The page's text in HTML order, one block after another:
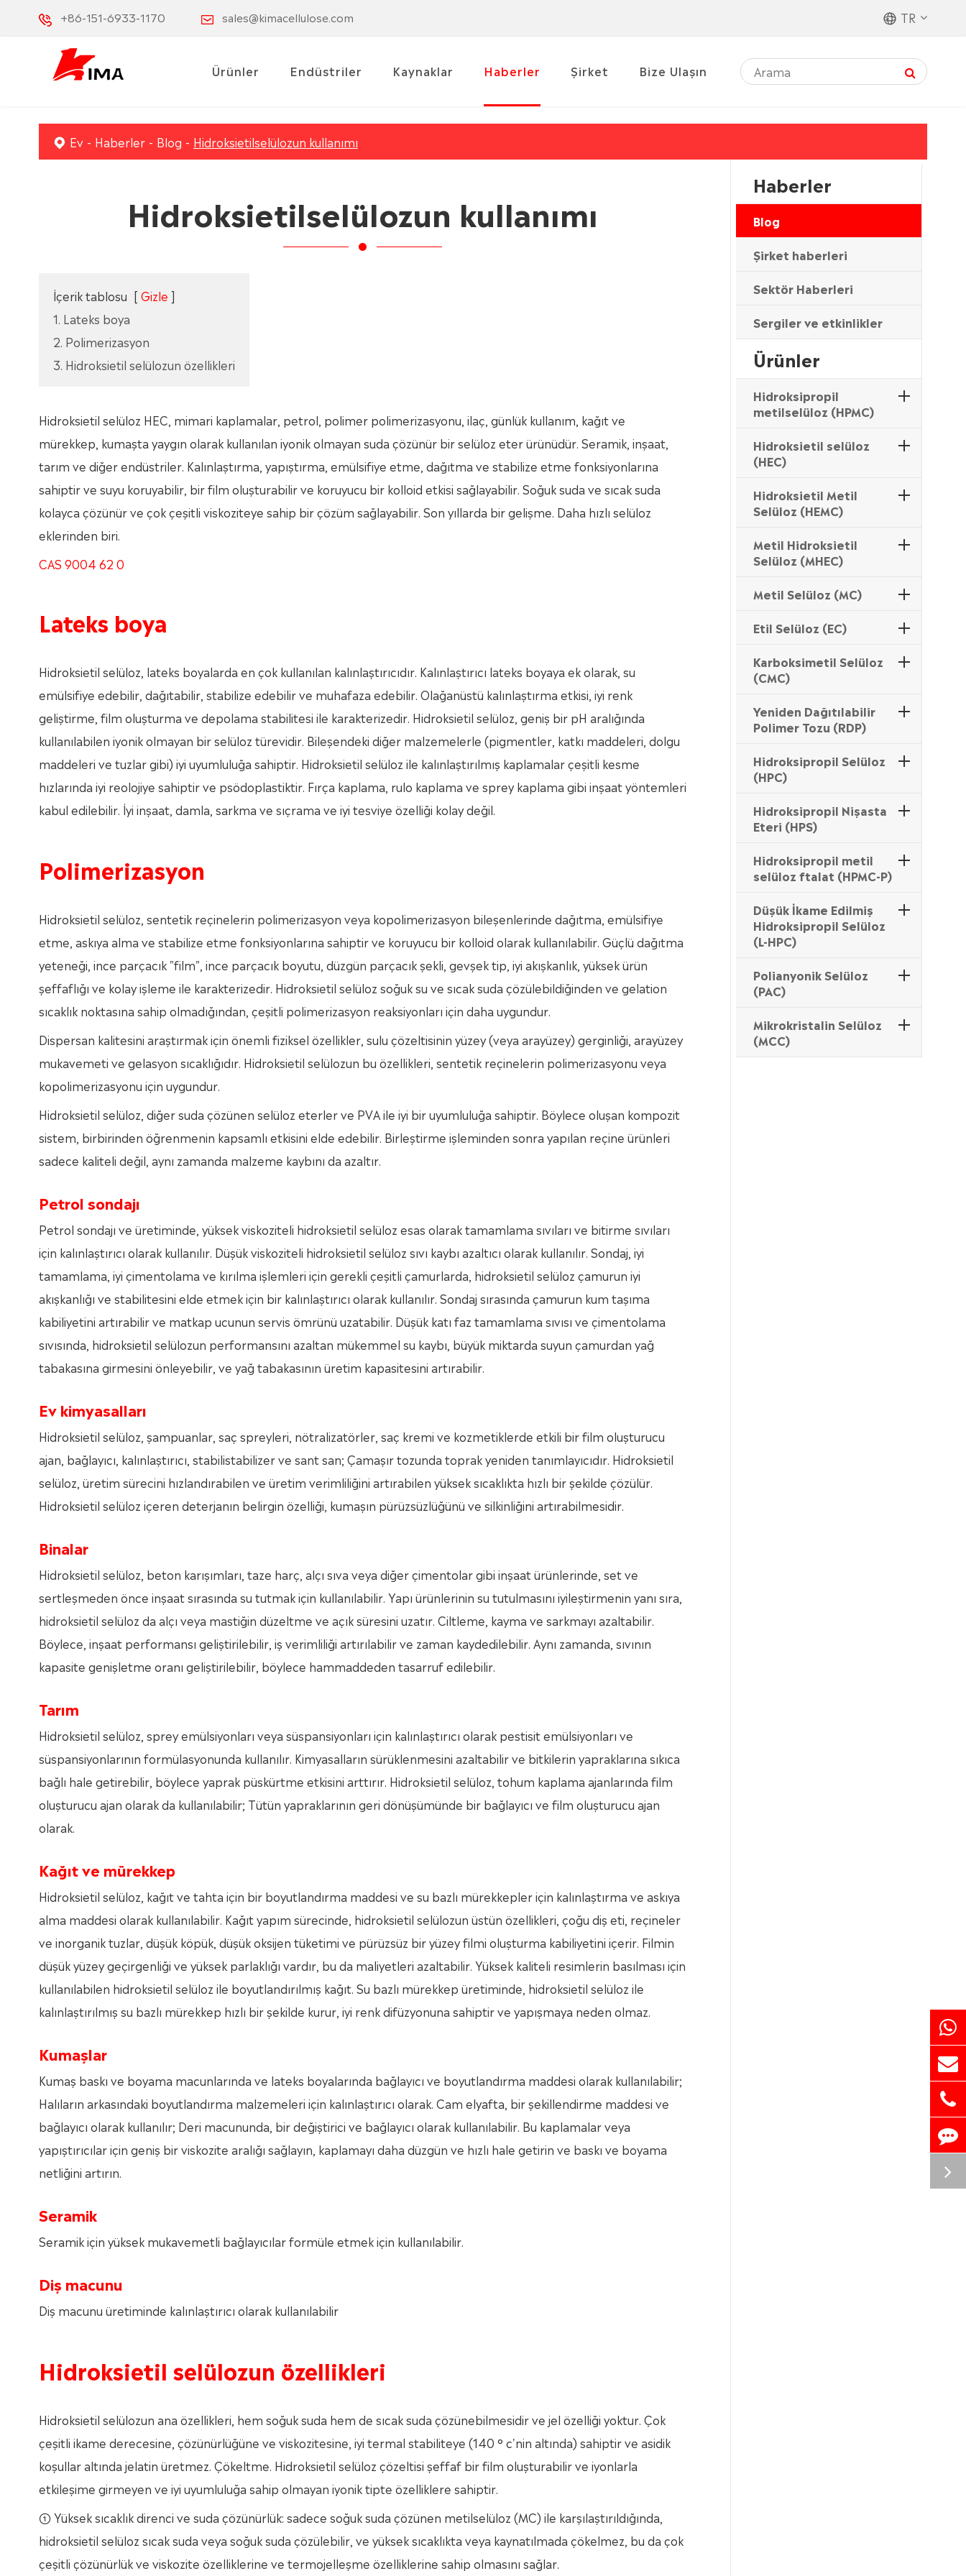
+86-151-6933-1170 sales@kimacellulose.com TR
Ürünler Endüstriler Kaynaklar Haberler Şirket Bize Ulaşın
Ev Haberler Blog Hidroksietilselülozun kullanımı
Hidroksietilselülozun kullanımı
İçerik tablosu [ Gizle ]
1. Lateks boya
2. Polimerizasyon
3. Hidroksietil selülozun özellikleri
Hidroksietil selüloz HEC, mimari kaplamalar, petrol, polimer polimerizasyonu, ilaç, günlük kullanım, kağıt ve
mürekkep, kumaşta yaygın olarak kullanılan iyonik olmayan suda çözünür bir selüloz eter ürünüdür. Seramik, inşaat,
tarım ve diğer endüstriler. Kalınlaştırma, yapıştırma, emülsifiye etme, dağıtma ve stabilize etme fonksiyonlarına
sahiptir ve suyu koruyabilir, bir film oluşturabilir ve koruyucu bir kolloid etkisi sağlayabilir. Soğuk suda ve sıcak suda
kolayca çözünür ve çok çeşitli viskoziteye sahip bir çözüm sağlayabilir. Son yıllarda bir gelişme. Daha hızlı selüloz
eklerinden biri.
CAS 9004 62 0
Lateks boya
Hidroksietil selüloz, lateks boyalarda en çok kullanılan kalınlaştırıcıdır. Kalınlaştırıcı lateks boyaya ek olarak, su
emülsifiye edebilir, dağıtabilir, stabilize edebilir ve muhafaza edebilir. Olağanüstü kalınlaştırma etkisi, iyi renk
geliştirme, film oluşturma ve depolama stabilitesi ile karakterizedir. Hidroksietil selüloz, geniş bir pH aralığında
kullanılabilen iyonik olmayan bir selüloz türevidir. Bileşendeki diğer malzemelerle (pigmentler, katkı maddeleri, dolgu
maddeleri ve tuzlar gibi) iyi uyumluluğa sahiptir. Hidroksietil selüloz ile kalınlaştırılmış kaplamalar çeşitli kesme
hızlarında iyi reolojiye sahiptir ve psödoplastiktir. Fırça kaplama, rulo kaplama ve sprey kaplama gibi inşaat yöntemleri
kabul edilebilir. İyi inşaat, damla, sarkma ve sıçrama ve iyi tesviye özelliği kolay değil.
Polimerizasyon
Hidroksietil selüloz, sentetik reçinelerin polimerizasyon veya kopolimerizasyon bileşenlerinde dağıtma, emülsifiye
etme, askıya alma ve stabilize etme fonksiyonlarına sahiptir ve koruyucu bir kolloid olarak kullanılabilir. Güçlü dağıtma
yeteneği, ince parçacık "film", ince parçacık boyutu, düzgün parçacık şekli, gevşek tip, iyi akışkanlık, yüksek ürün
şeffaflığı ve kolay işleme ile karakterizedir. Hidroksietil selüloz soğuk su ve sıcak suda çözülebildiğinden ve gelation
sıcaklık noktasına sahip olmadığından, çeşitli polimerizasyon reaksiyonları için daha uygundur.
Dispersan kalitesini araştırmak için önemli fiziksel özellikler, sulu çözeltisinin yüzey (veya arayüzey) gerginliği, arayüzey
mukavemeti ve gelasyon sıcaklığıdır. Hidroksietil selülozun bu özellikleri, sentetik reçinelerin polimerizasyonu veya
kopolimerizasyonu için uygundur.
Hidroksietil selüloz, diğer suda çözünen selüloz eterler ve PVA ile iyi bir uyumluluğa sahiptir. Böylece oluşan kompozit
sistem, birbirinden öğrenmenin kapsamlı etkisini elde edebilir. Birleştirme işleminden sonra yapılan reçine ürünleri
sadece kaliteli değil, aynı zamanda malzeme kaybını da azaltır.
Petrol sondajı
Petrol sondajı ve üretiminde, yüksek viskoziteli hidroksietil selüloz esas olarak tamamlama sıvıları ve bitirme sıvıları
için kalınlaştırıcı olarak kullanılır. Düşük viskoziteli hidroksietil selüloz sıvı kaybı azaltıcı olarak kullanılır. Sondaj, iyi
tamamlama, iyi çimentolama ve kırılma işlemleri için gerekli çeşitli çamurlarda, hidroksietil selüloz çamurun iyi
akışkanlığı ve stabilitesini elde etmek için bir kalınlaştırıcı olarak kullanılır. Sondaj sırasında çamurun kum taşıma
kabiliyetini artırabilir ve matkap ucunun servis ömrünü uzatabilir. Düşük katı faz tamamlama sıvısı ve çimentolama
sıvısında, hidroksietil selülozun performansını azaltan mükemmel su kaybı, büyük miktarda suyun çamurdan yağ
tabakasına girmesini önleyebilir, ve yağ tabakasının üretim kapasitesini artırabilir.
Ev kimyasalları
Hidroksietil selüloz, şampuanlar, saç spreyleri, nötralizatörler, saç kremi ve kozmetiklerde etkili bir film oluşturucu
ajan, bağlayıcı, kalınlaştırıcı, stabilistabilizer ve sant san; Çamaşır tozunda toprak yeniden tanımlayıcıdır. Hidroksietil
selüloz, üretim sürecini hızlandırabilen ve üretim verimliliğini artırabilen yüksek sıcaklıkta hızlı bir şekilde çözülür.
Hidroksietil selüloz içeren deterjanın belirgin özelliği, kumaşın pürüzsüzlüğünü ve silkinliğini artırabilmesidir.
Binalar
Hidroksietil selüloz, beton karışımları, taze harç, alçı sıva veya diğer çimentolar gibi inşaat ürünlerinde, set ve
sertleşmeden önce inşaat sırasında su tutmak için kullanılabilir. Yapı ürünlerinin su tutulmasını iyileştirmenin yanı sıra,
hidroksietil selüloz da alçı veya mastiğin düzeltme ve açık süresini uzatır. Ciltleme, kayma ve sarkmayı azaltabilir.
Böylece, inşaat performansı geliştirilebilir, iş verimliliği artırılabilir ve zaman kaydedilebilir. Aynı zamanda, sıvının
kapasite genişletme oranı geliştirilebilir, böylece hammaddeden tasarruf edilebilir.
Tarım
Hidroksietil selüloz, sprey emülsiyonları veya süspansiyonları için kalınlaştırıcı olarak pestisit emülsiyonları ve
süspansiyonlarının formülasyonunda kullanılır. Kimyasalların sürüklenmesini azaltabilir ve bitkilerin yapraklarına sıkıca
bağlı hale getirebilir, böylece yaprak püskürtme etkisini arttırır. Hidroksietil selüloz, tohum kaplama ajanlarında film
oluşturucu ajan olarak da kullanılabilir; Tütün yapraklarının geri dönüşümünde bir bağlayıcı ve film oluşturucu ajan
olarak.
Kağıt ve mürekkep
Hidroksietil selüloz, kağıt ve tahta için bir boyutlandırma maddesi ve su bazlı mürekkepler için kalınlaştırma ve askıya
alma maddesi olarak kullanılabilir. Kağıt yapım sürecinde, hidroksietil selülozun üstün özellikleri, çoğu diş eti, reçineler
ve inorganik tuzlar, düşük köpük, düşük oksijen tüketimi ve pürüzsüz bir yüzey filmi oluşturma kabiliyetini içerir. Filmin
düşük yüzey geçirgenliği ve yüksek parlaklığı vardır, bu da maliyetleri azaltabilir. Yüksek kaliteli resimlerin basılması için
kullanılabilen hidroksietil selüloz ile boyutlandırılmış kağıt. Su bazlı mürekkep üretiminde, hidroksietil selüloz ile
kalınlaştırılmış su bazlı mürekkep hızlı bir şekilde kurur, iyi renk difüzyonuna sahiptir ve yapışmaya neden olmaz.
Kumaşlar
Kumaş baskı ve boyama macunlarında ve lateks boyalarında bağlayıcı ve boyutlandırma maddesi olarak kullanılabilir;
Halıların arkasındaki boyutlandırma malzemeleri için kalınlaştırıcı olarak. Cam elyafta, bir şekillendirme maddesi ve
bağlayıcı olarak kullanılır; Deri macununda, bir değiştirici ve bağlayıcı olarak kullanılabilir. Bu kaplamalar veya
yapıştırıcılar için geniş bir viskozite aralığı sağlayın, kaplamayı daha düzgün ve hızlı hale getirin ve baskı ve boyama
netliğini artırın.
Seramik
Seramik için yüksek mukavemetli bağlayıcılar formüle etmek için kullanılabilir.
Diş macunu
Diş macunu üretiminde kalınlaştırıcı olarak kullanılabilir
Hidroksietil selülozun özellikleri
Hidroksietil selülozun ana özellikleri, hem soğuk suda hem de sıcak suda çözünebilmesidir ve jel özelliği yoktur. Çok
çeşitli ikame derecesine, çözünürlüğüne ve viskozitesine, iyi termal stabiliteye (140 ° c'nin altında) sahiptir ve asidik
koşullar altında jelatin üretmez. Çökeltme. Hidroksietil selüloz çözeltisi şeffaf bir film oluşturabilir ve iyonlarla
etkileşime girmeyen ve iyi uyumluluğa sahip olmayan iyonik tipte özelliklere sahiptir.
① Yüksek sıcaklık direnci ve suda çözünürlük: sadece soğuk suda çözünen metilselüloz (MC) ile karşılaştırıldığında,
hidroksietil selüloz sıcak suda veya soğuk suda çözülebilir, ve yüksek sıcaklıkta veya kaynatılmada çökelmez, bu da çok
çeşitli çözünürlük ve viskozite özelliklerine ve termojelleşme özelliklerine sahip olmasını sağlar.
Haberler
Blog
Şirket haberleri
Sektör Haberleri
Sergiler ve etkinlikler
Ürünler
Hidroksipropil
metilselüloz (HPMC)
Hidroksietil selüloz
(HEC)
Hidroksietil Metil
Selüloz (HEMC)
Metil Hidroksietil
Selüloz (MHEC)
Metil Selüloz (MC)
Etil Selüloz (EC)
Karboksimetil Selüloz
(CMC)
Yeniden Dağıtılabilir
Polimer Tozu (RDP)
Hidroksipropil Selüloz
(HPC)
Hidroksipropil Nişasta
Eteri (HPS)
Hidroksipropil metil
selüloz ftalat (HPMC-P)
Düşük İkame Edilmiş
Hidroksipropil Selüloz
(L-HPC)
Polianyonik Selüloz
(PAC)
Mikrokristalin Selüloz
(MCC)